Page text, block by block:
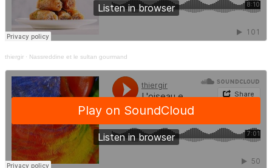
thiergir · Nassreddine et le sultan gourmand